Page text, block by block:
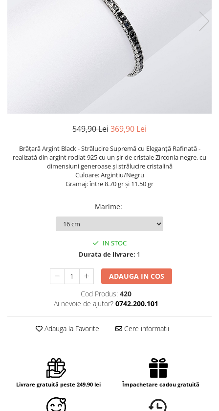
549,90 Lei369,90 Lei
Brățară Argint Black - Strălucire Supremă cu Eleganță Rafinată -
realizată din argint rodiat 925 cu un șir de cristale Zirconia negre, cu
dimensiuni generoase și strălucire cristalină
Culoare: Argintiu/Negru
Gramaj: între 8.70 gr și 11.50 gr
Marime:
IN STOC
Durata de livrare: 1
ADAUGA IN COS
Cod Produs: 420
Ai nevoie de ajutor? 0742.200.101
Adauga la Favorite Cere informatii
Livrare gratuită peste 249.90 lei Împachetare cadou gratuită